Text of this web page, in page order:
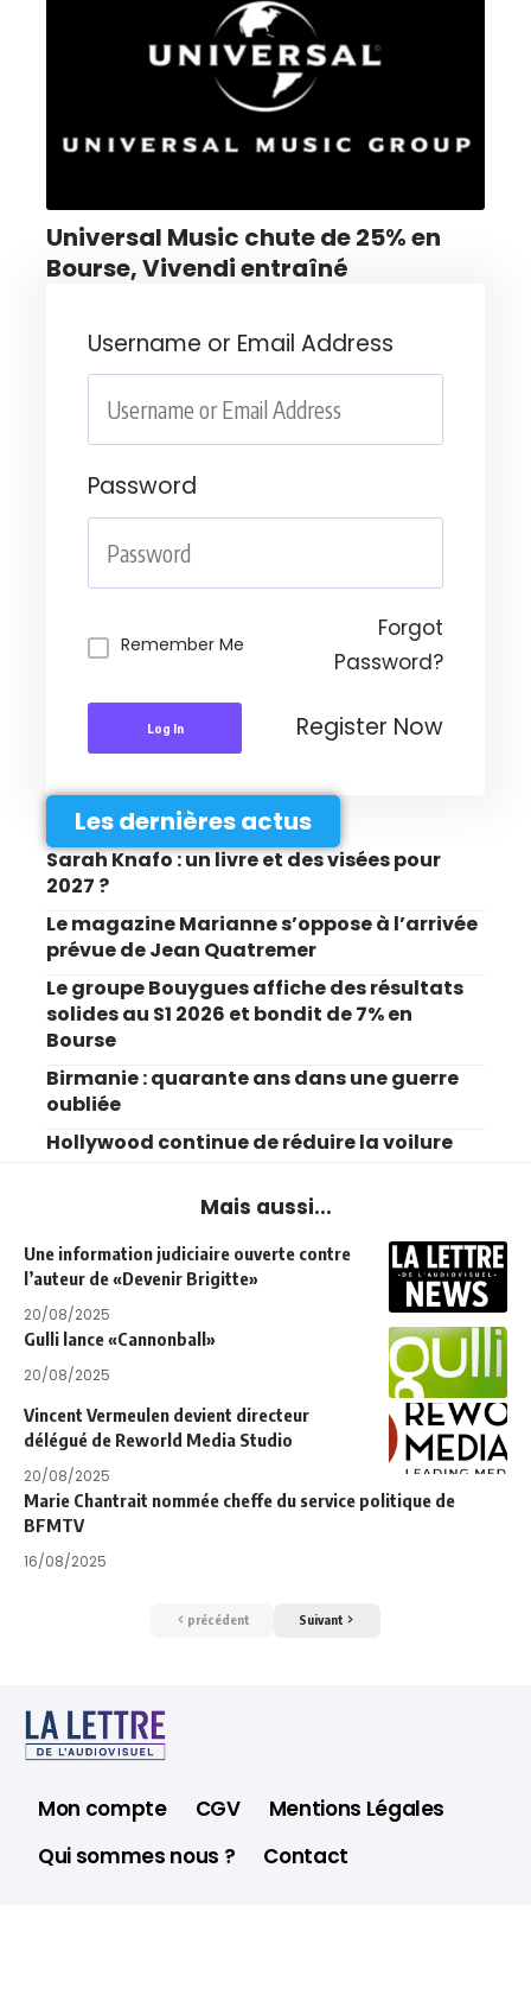
Universal Music chute de 25% en
Bourse, Vivendi entraîné
Username or Email Address
Password
Remember Me
Forgot
Password?
Log In Register Now
Les dernières actus
Sarah Knafo : un livre et des visées pour
2027 ?
Le magazine Marianne s’oppose à l’arrivée
prévue de Jean Quatremer
Le groupe Bouygues affiche des résultats
solides au S1 2026 et bondit de 7% en
Bourse
Birmanie : quarante ans dans une guerre
oubliée
Hollywood continue de réduire la voilure
Mais aussi...
Une information judiciaire ouverte contre
l’auteur de «Devenir Brigitte»
20/08/2025
Gulli lance «Cannonball»
20/08/2025
Vincent Vermeulen devient directeur
délégué de Reworld Media Studio
20/08/2025
Marie Chantrait nommée cheffe du service politique de
BFMTV
16/08/2025
précédent Suivant
Mon compte CGV
Mentions Légales
Qui sommes nous ?
Contact